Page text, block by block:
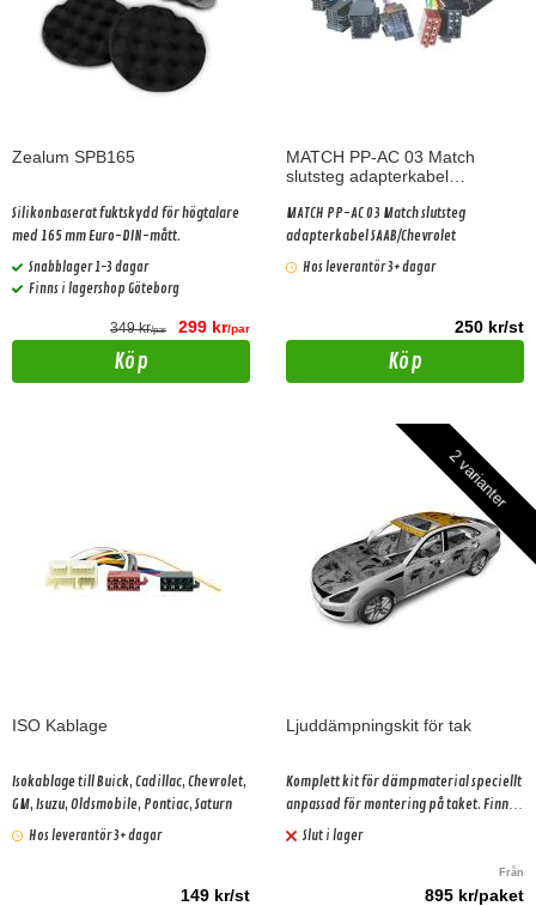
Zealum SPB165
Silikonbaserat fuktskydd för högtalare
med 165 mm Euro-DIN-mått.
Snabblager 1-3 dagar
Finns i lagershop Göteborg
349 kr/par 299 kr/par
Köp
MATCH PP-AC 03 Match
slutsteg adapterkabel
MATCH PP-AC 03 Match slutsteg
adapterkabel SAAB/Chevrolet
Hos leverantör 3+ dagar
250 kr/st
Köp
ISO Kablage
Isokablage till Buick, Cadillac, Chevrolet,
GM, Isuzu, Oldsmobile, Pontiac, Saturn
Hos leverantör 3+ dagar
149 kr/st
2 varianter
Ljuddämpningskit för tak
Komplett kit för dämpmaterial speciellt
anpassad för montering på taket. Finns i
2 olika prisklasser.
Slut i lager
Från
895 kr/paket